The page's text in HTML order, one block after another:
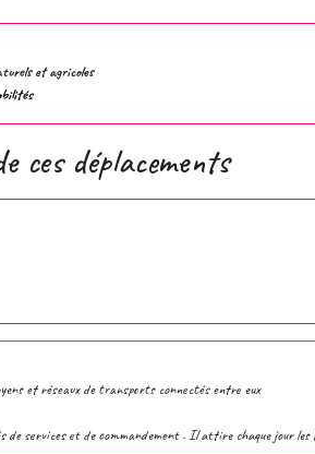
et agricoles
ces déplacements
et réseaux de transports connectés entre eux
de services et de commandement . Il attire chaque jour